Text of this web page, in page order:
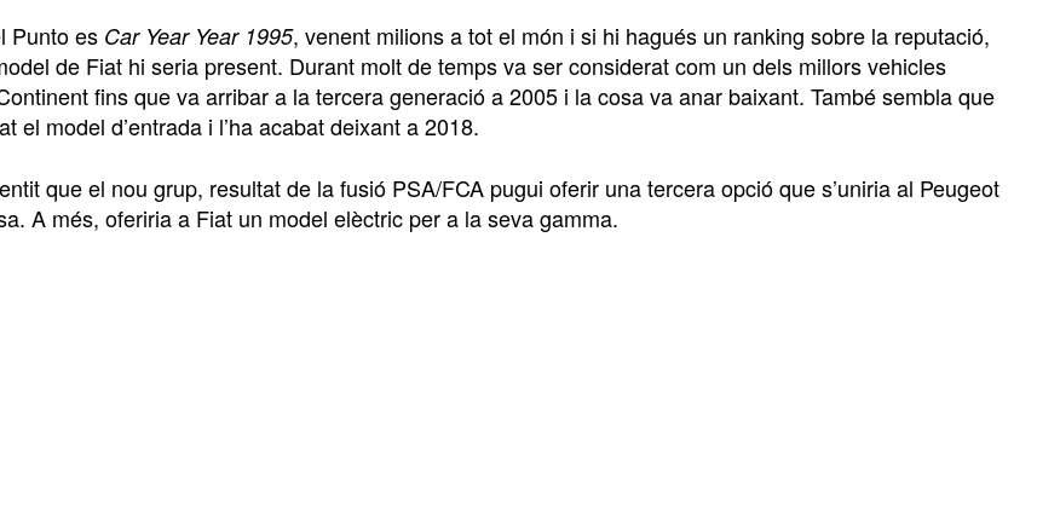
Punto es Car Year Year 1995, venent milions a tot el món i si hi hagués un ranking sobre la reputació,
de Fiat hi seria present. Durant molt de temps va ser considerat com un dels millors vehicles
fins que va arribar a la tercera generació a 2005 i la cosa va anar baixant. També sembla que
el model d’entrada i l’ha acabat deixant a 2018.
que el nou grup, resultat de la fusió PSA/FCA pugui oferir una tercera opció que s’uniria al Peugeot
A més, oferiria a Fiat un model elèctric per a la seva gamma.